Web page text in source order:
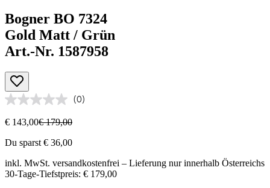
Bogner BO 7324
Gold Matt / Grün
Art.-Nr. 1587958
(0)
€ 143,00€ 179,00
Du sparst € 36,00
inkl. MwSt. versandkostenfrei – Lieferung nur innerhalb Österreichs
30-Tage-Tiefstpreis: € 179,00